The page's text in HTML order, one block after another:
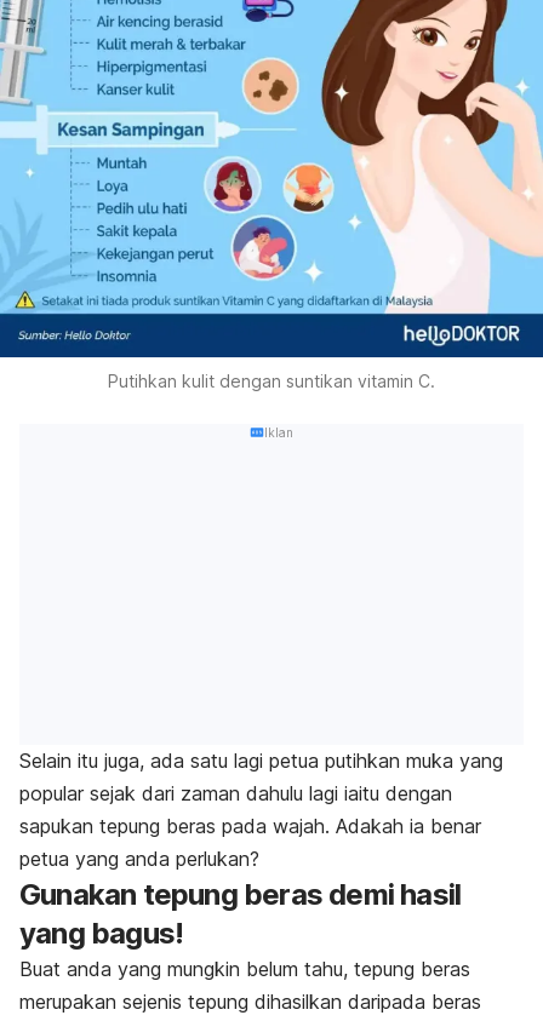
Putihkan kulit dengan suntikan vitamin C.
Iklan
Selain itu juga, ada satu lagi petua putihkan muka yang
popular sejak dari zaman dahulu lagi iaitu dengan
sapukan tepung beras pada wajah. Adakah ia benar
petua yang anda perlukan?
Gunakan tepung beras demi hasil
yang bagus!
Buat anda yang mungkin belum tahu, tepung beras
merupakan sejenis tepung dihasilkan daripada beras